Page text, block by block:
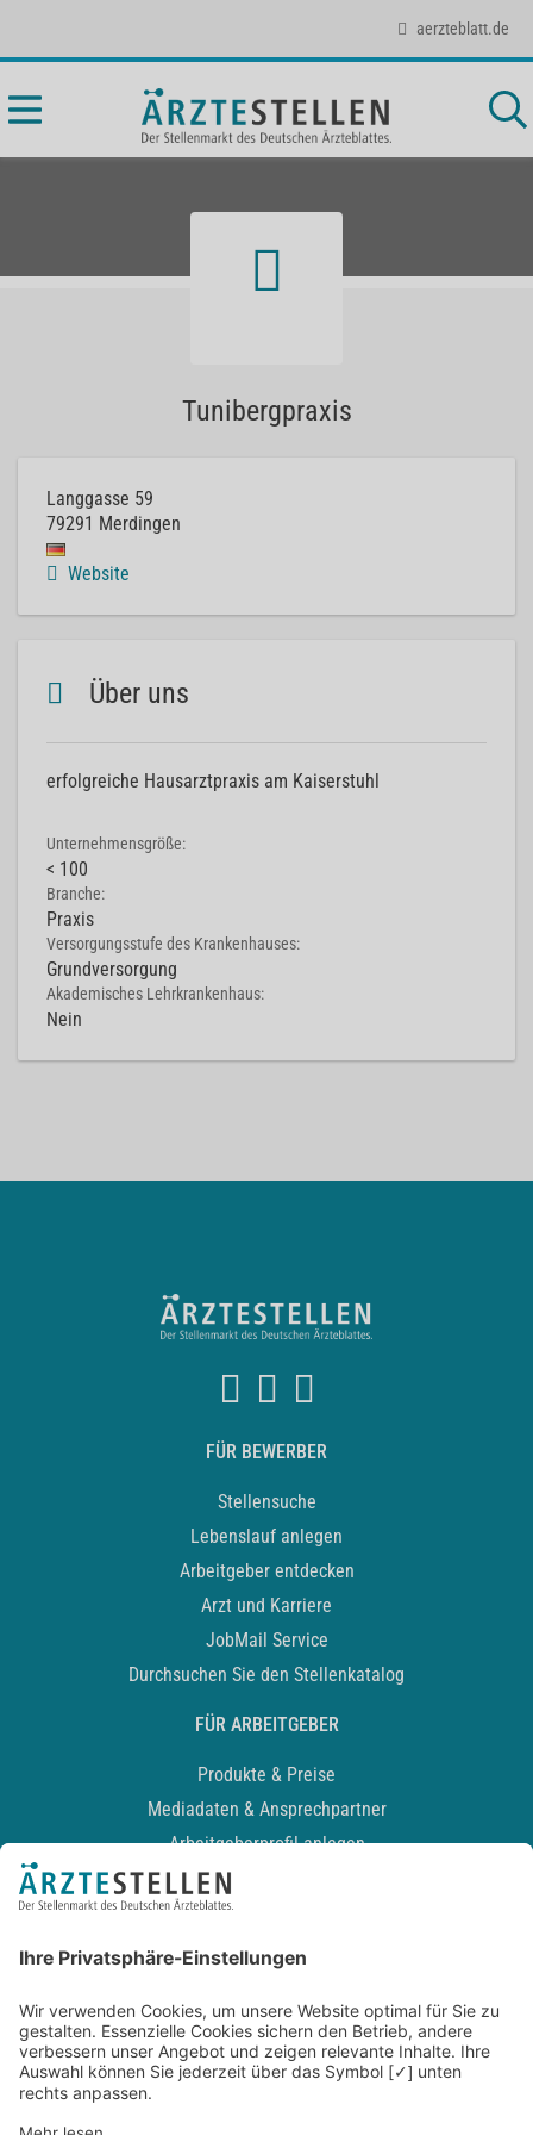
aerzteblatt.de
Tunibergpraxis
Langgasse 59
79291 Merdingen
Website
Über uns
erfolgreiche Hausarztpraxis am Kaiserstuhl
Unternehmensgröße:
< 100
Branche:
Praxis
Versorgungsstufe des Krankenhauses:
Grundversorgung
Akademisches Lehrkrankenhaus:
Nein
FÜR BEWERBER
Stellensuche
Lebenslauf anlegen
Arbeitgeber entdecken
Arzt und Karriere
JobMail Service
Durchsuchen Sie den Stellenkatalog
FÜR ARBEITGEBER
Produkte & Preise
Mediadaten & Ansprechpartner
Arbeitgeberprofil anlegen
Recruiting-Podcast
Kontakt
Datenschutz
Newsletter